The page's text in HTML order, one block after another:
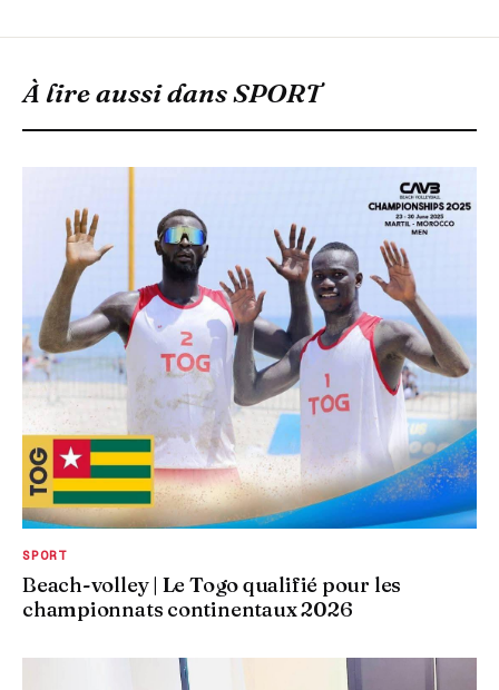
À lire aussi dansSPORT
SPORT
Beach-volley | Le Togo qualifié pour les
championnats continentaux 2026